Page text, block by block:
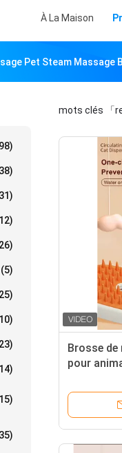
À La Maison
Pet Steam Massage
(5)
mots clés
Brosse de
pour